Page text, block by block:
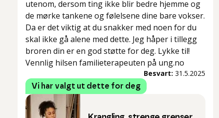
utenom, dersom ting ikke blir bedre hjemme og
de mørke tankene og følelsene dine bare vokser.
Da er det viktig at du snakker med noen for du
skal ikke gå alene med dette. Jeg håper i tillegg
broren din er en god støtte for deg. Lykke til!
Vennlig hilsen familieterapeuten på ung.no
Besvart: 31.5.2025
Vi har valgt ut dette for deg